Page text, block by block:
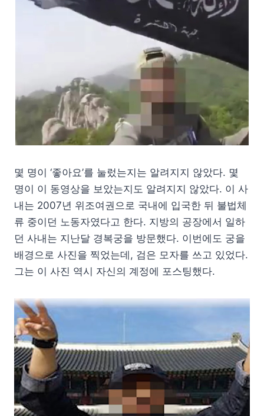
몇 명이 ‘좋아요’를 눌렀는지는 알려지지 않았다. 몇
명이 이 동영상을 보았는지도 알려지지 않았다. 이 사
내는 2007년 위조여권으로 국내에 입국한 뒤 불법체
류 중이던 노동자였다고 한다. 지방의 공장에서 일하
던 사내는 지난달 경복궁을 방문했다. 이번에도 궁을
배경으로 사진을 찍었는데, 검은 모자를 쓰고 있었다.
그는 이 사진 역시 자신의 계정에 포스팅했다.